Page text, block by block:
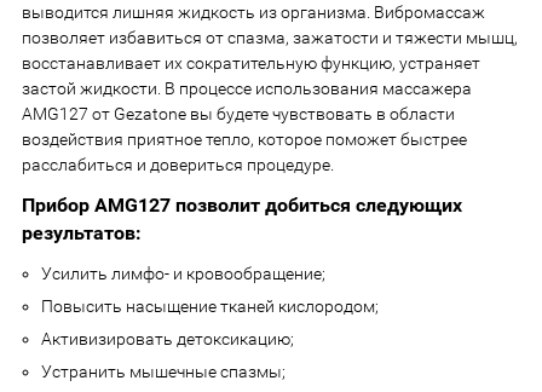
выводится лишняя жидкость из организма. Вибромассаж
позволяет избавиться от спазма, зажатости и тяжести мышц,
восстанавливает их сократительную функцию, устраняет
застой жидкости. В процессе использования массажера
AMG127 от Gezatone вы будете чувствовать в области
воздействия приятное тепло, которое поможет быстрее
расслабиться и довериться процедуре.
Прибор AMG127 позволит добиться следующих
результатов:
Усилить лимфо- и кровообращение;
Повысить насыщение тканей кислородом;
Активизировать детоксикацию;
Устранить мышечные спазмы;